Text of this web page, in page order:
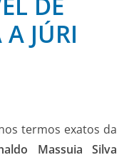
JÚRI
termos exatos da
Massuia Silva